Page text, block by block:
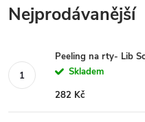
Nejprodávanější
Peeling na rty- Lib
Skladem
282 Kč